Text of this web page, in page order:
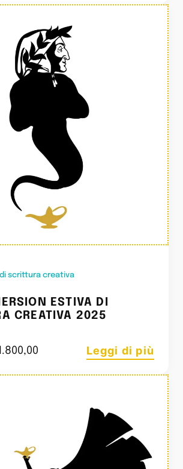
scrittura creativa
ESTIVA DI
CREATIVA 2025
1.800,00 Leggi di più